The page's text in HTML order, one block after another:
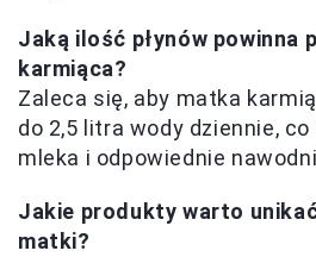
Jaką ilość płynów powinna
karmiąca?
Zaleca się, aby matka
do 2,5 litra wody dziennie,
mleka i odpowiednie
Jakie produkty warto
matki?